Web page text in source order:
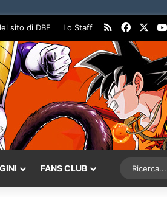
sito di DBF Lo Staff RSS
FANS CLUB